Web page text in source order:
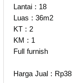
Lantai : 18
Luas : 36m2
KT : 2
KM : 1
Full furnish
Harga Jual :